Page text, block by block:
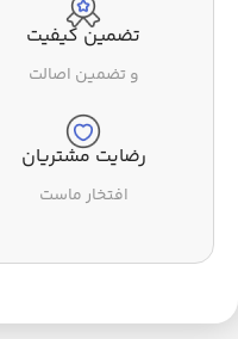
تضمین کیفیت
و تضمین اصالت
رضایت مشتریان
افتخار ماست